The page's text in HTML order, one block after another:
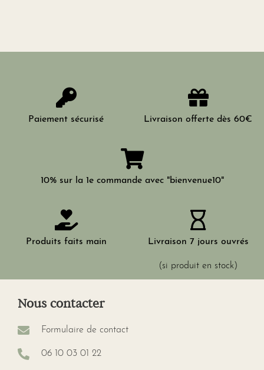
Paiement sécurisé Livraison offerte dès 60€
10% sur la 1e commande avec "bienvenue10"
Produits faits main Livraison 7 jours ouvrés
(si produit en stock)
Nous contacter
Formulaire de contact
06 10 03 01 22